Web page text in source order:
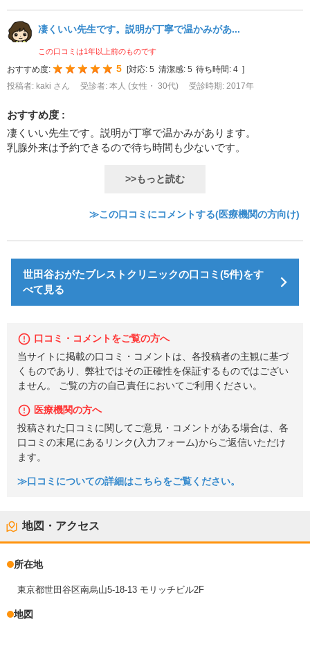
凄くいい先生です。説明が丁寧で温かみがあ...
この口コミは1年以上前のものです
おすすめ度: 5 対応: 5 清潔感: 5 待ち時間: 4
投稿者: kaki さん
受診者: 本人 (女性・ 30代) 受診時期: 2017年
おすすめ度 :
凄くいい先生です。説明が丁寧で温かみがあります。
乳腺外来は予約できるので待ち時間も少ないです。
>>もっと読む
≫この口コミにコメントする(医療機関の方向け)
世田谷おがたブレストクリニックの口コミ(5件)をす
べて見る
口コミ・コメントをご覧の方へ
当サイトに掲載の口コミ・コメントは、各投稿者の主観に基づ
くものであり、弊社ではその正確性を保証するものではござい
ません。 ご覧の方の自己責任においてご利用ください。
医療機関の方へ
投稿された口コミに関してご意見・コメントがある場合は、各
口コミの末尾にあるリンク(入力フォーム)からご返信いただけ
ます。
≫口コミについての詳細はこちらをご覧ください。
地図・アクセス
所在地
東京都世田谷区南烏山5-18-13 モリッチビル2F
地図